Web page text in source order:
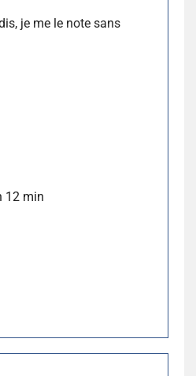
je me le note sans
12 min